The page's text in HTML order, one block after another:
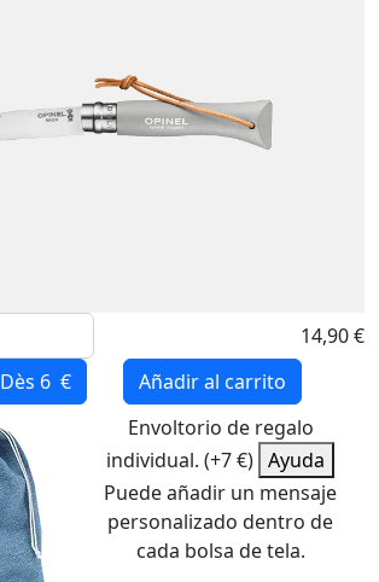
14,90 €
Dès 6 €
Añadir al carrito
Envoltorio de regalo
individual. (+7 €) Ayuda
Puede añadir un mensaje
personalizado dentro de
cada bolsa de tela.